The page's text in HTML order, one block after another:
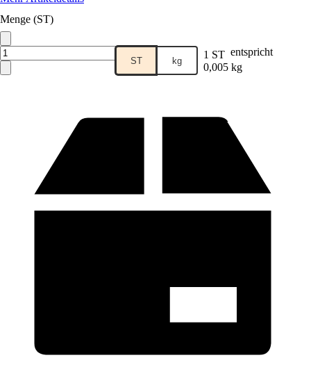
Menge (ST)
ST kg 1 ST entspricht
0,005 kg